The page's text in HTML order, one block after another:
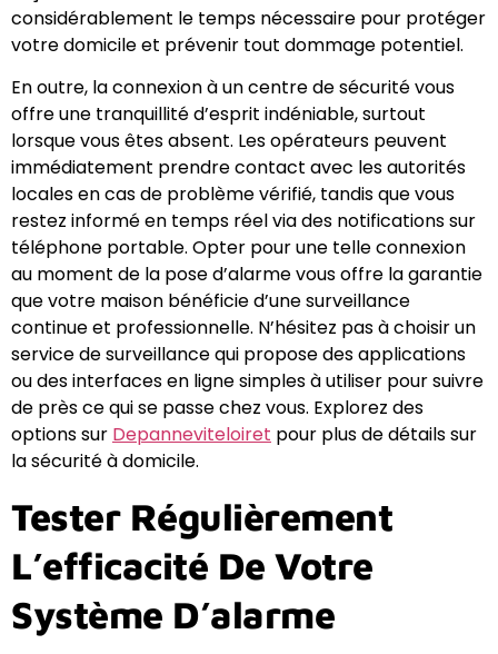
considérablement le temps nécessaire pour protéger
votre domicile et prévenir tout dommage potentiel.
En outre, la connexion à un centre de sécurité vous
offre une tranquillité d’esprit indéniable, surtout
lorsque vous êtes absent. Les opérateurs peuvent
immédiatement prendre contact avec les autorités
locales en cas de problème vérifié, tandis que vous
restez informé en temps réel via des notifications sur
téléphone portable. Opter pour une telle connexion
au moment de la pose d’alarme vous offre la garantie
que votre maison bénéficie d’une surveillance
continue et professionnelle. N’hésitez pas à choisir un
service de surveillance qui propose des applications
ou des interfaces en ligne simples à utiliser pour suivre
de près ce qui se passe chez vous. Explorez des
options sur Depanneviteloiret pour plus de détails sur
la sécurité à domicile.
Tester Régulièrement
L’efficacité De Votre
Système D’alarme